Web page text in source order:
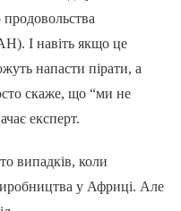
І навіть якщо це
напасти пірати, а
скаже, що “ми не
експерт.
випадків, коли
у Африці. Але